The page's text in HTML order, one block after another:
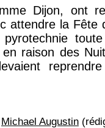
Dijon, ont
attendre la Fête
raison des
Michael Augustin